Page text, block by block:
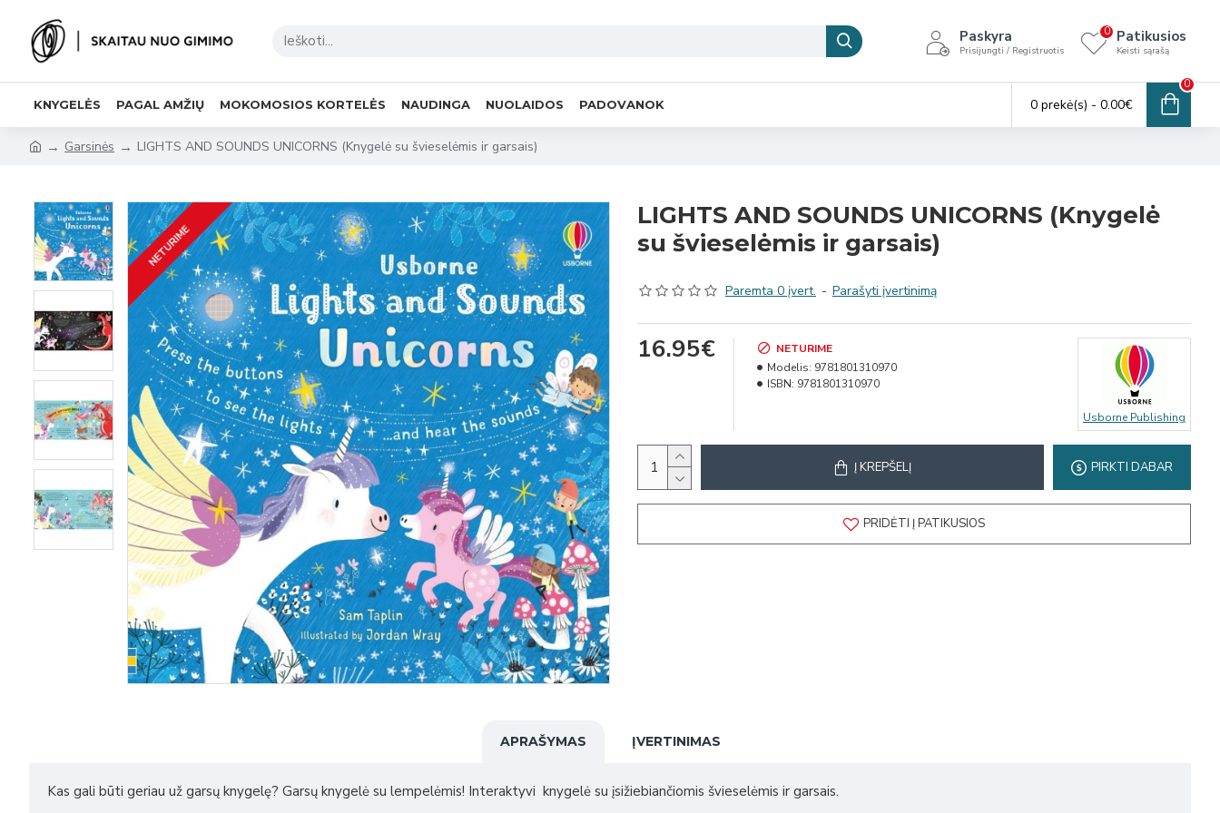
Paskyra
Prisijungti / Registruotis
Patikusios
Keisti sąrašą
0
KNYGELĖS PAGAL AMŽIŲ MOKOMOSIOS KORTELĖS NAUDINGA NUOLAIDOS PADOVANOK 0 prekė(s) - 0.00€
0
Garsinės LIGHTS AND SOUNDS UNICORNS (Knygelė su švieselėmis ir garsais)
NETURIME
LIGHTS AND SOUNDS UNICORNS (Knygelė
su švieselėmis ir garsais)
Paremta 0 įvert. - Parašyti įvertinimą
16.95€
NETURIME
Modelis: 9781801310970
ISBN: 9781801310970
Usborne Publishing
Į KREPŠELĮ PIRKTI DABAR
PRIDĖTI Į PATIKUSIOS
APRAŠYMAS ĮVERTINIMAS
Kas gali būti geriau už garsų knygelę? Garsų knygelė su lempelėmis! Interaktyvi knygelė su įsižiebiančiomis švieselėmis ir garsais.